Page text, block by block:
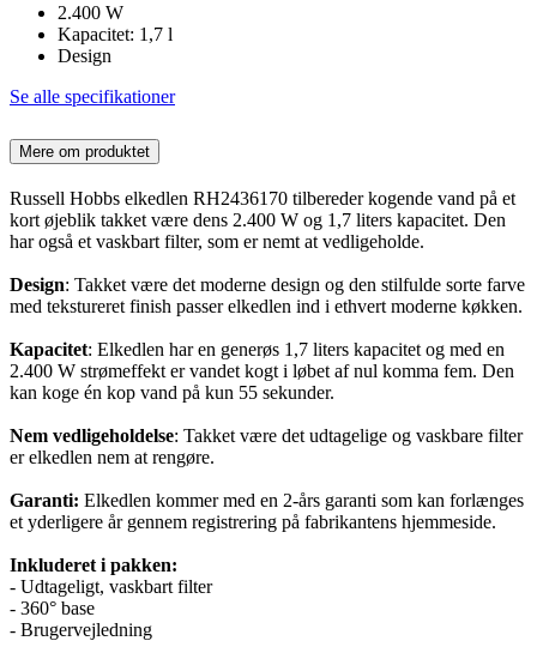
2.400 W
Kapacitet: 1,7 l
Design
Se alle specifikationer
Mere om produktet
Russell Hobbs elkedlen RH2436170 tilbereder kogende vand på et
kort øjeblik takket være dens 2.400 W og 1,7 liters kapacitet. Den
har også et vaskbart filter, som er nemt at vedligeholde.
Design: Takket være det moderne design og den stilfulde sorte farve
med tekstureret finish passer elkedlen ind i ethvert moderne køkken.
Kapacitet: Elkedlen har en generøs 1,7 liters kapacitet og med en
2.400 W strømeffekt er vandet kogt i løbet af nul komma fem. Den
kan koge én kop vand på kun 55 sekunder.
Nem vedligeholdelse: Takket være det udtagelige og vaskbare filter
er elkedlen nem at rengøre.
Garanti: Elkedlen kommer med en 2-års garanti som kan forlænges
et yderligere år gennem registrering på fabrikantens hjemmeside.
Inkluderet i pakken:
- Udtageligt, vaskbart filter
- 360° base
- Brugervejledning